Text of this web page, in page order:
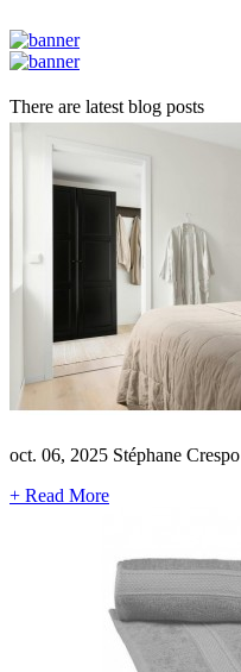
There are latest blog posts
oct. 06, 2025 Stéphane Crespo
+ Read More